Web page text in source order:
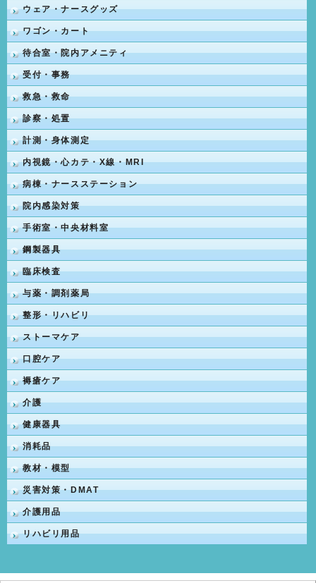
ウェア・ナースグッズ
ワゴン・カート
待合室・院内アメニティ
受付・事務
救急・救命
診察・処置
計測・身体測定
内視鏡・心カテ・X線・MRI
病棟・ナースステーション
院内感染対策
手術室・中央材料室
鋼製器具
臨床検査
与薬・調剤薬局
整形・リハビリ
ストーマケア
口腔ケア
褥瘡ケア
介護
健康器具
消耗品
教材・模型
災害対策・DMAT
介護用品
リハビリ用品